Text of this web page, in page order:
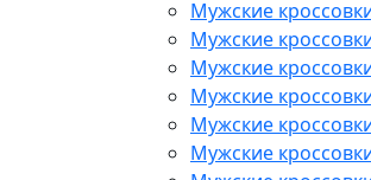
Мужские
Мужские
Мужские
Мужские
Мужские
Мужские